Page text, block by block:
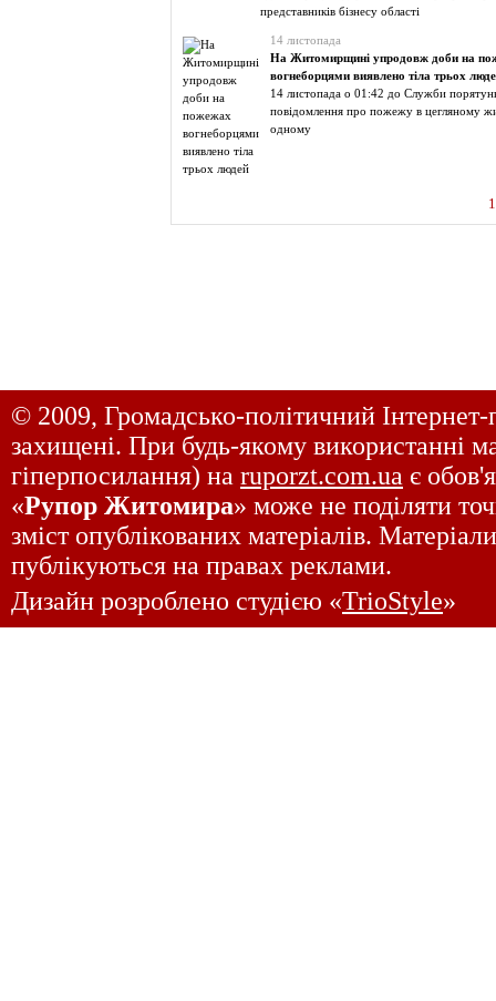
представників бізнесу області
14 листопада
На Житомирщині упродовж доби на
вогнеборцями виявлено тіла трьох
14 листопада о 01:42 до Служби
повідомлення про пожежу в цегляному
одному
1
© 2009, Громадсько-політичний Інтернет-
захищені. При будь-якому використанні
гіперпосилання) на ruporzt.com.ua є
«Рупор Житомира» може не поділяти
зміст опублікованих матеріалів.
публікуються на правах реклами.
Дизайн розроблено студією «TrioStyle»